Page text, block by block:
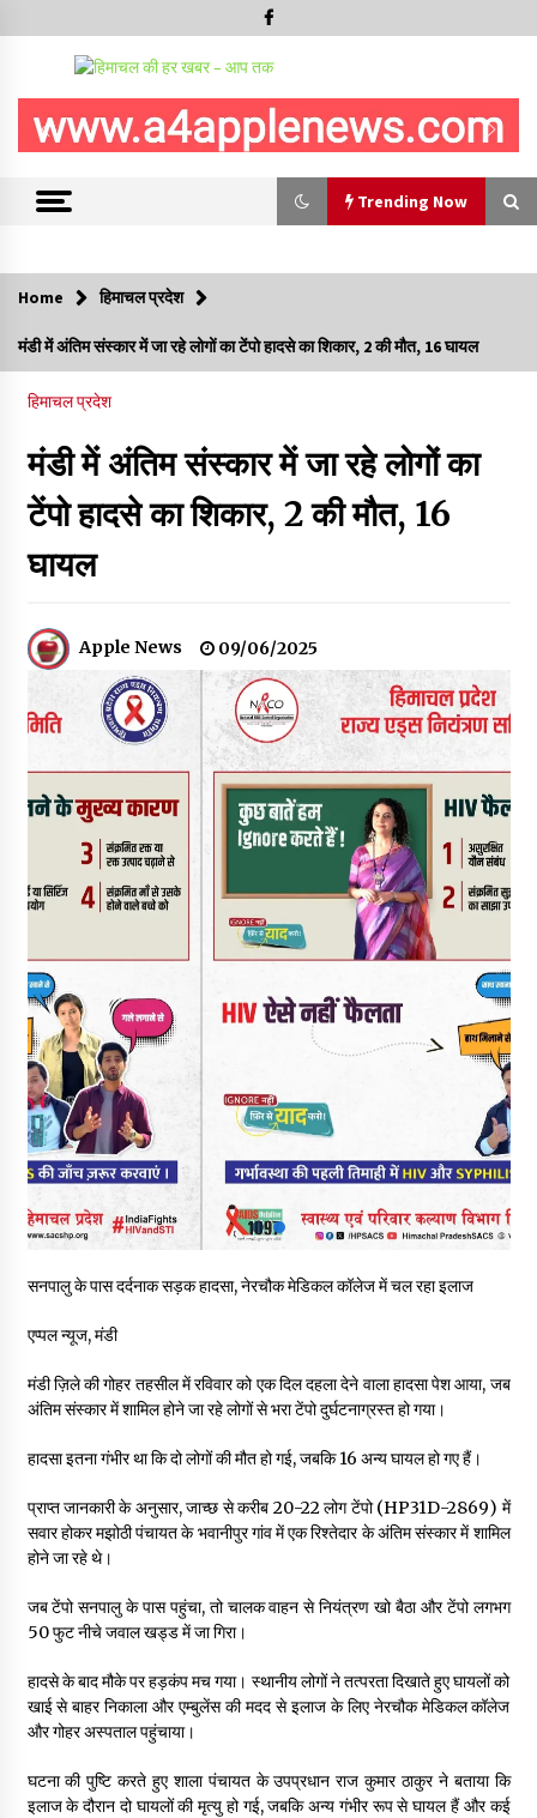
Trending Now
रूपी भावा वन्यजीव अभयारण्य में फिर दिखा जंगलों का ‘खामोश पहरेदार’, दुर्लभ
हिमालयन “सीरो” कैमरे में कैद
भ्रष्टाचार से अर्जित संपत्ति जब्त कर गरीबों में बांटेगी हिमाचल सरकार -CM
06/08/2026
ओरिएंटेशन कार्यशाला आयोजित
06/08/2026
नेता प्रतिपक्ष जयराम के आरोप निराधार, सबूत हैं तो सार्वजनिक करें: नरेश
06/08/2026
बड़ी ख़बर – अनुबंध कर्मचारियों को बैक डेट से नहीं मिलेगा नियमितीकरण,
शिक्षा निदेशालय ने जारी किया स्पष्टीकरण
05/08/2026
आभूषण बरामद, 7 आरोपी गिरफ्तार
पिंजौर-बद्दी फोरलेन परियोजना को मिली बड़ी गति, 378.48 करोड़ की लागत
से बैलेंस कार्य का अवार्ड जारी : हर्ष महाजन
वन विभाग एवं रेड क्रॉस सोसायटी के संयुक्त तत्वावधान में शूराला में वृक्षारोपण
अभियान आयोजित
05/08/2026
05/08/2026
ऊना में PWD का जेई 8 हजार रुपये रिश्वत लेते गिरफ्तार, ठेकेदार का बिल
Home हिमाचल प्रदेश
मंडी में अंतिम संस्कार में जा रहे लोगों का टेंपो हादसे का शिकार, 2 की मौत, 16 घायल
हिमाचल प्रदेश
मंडी में अंतिम संस्कार में जा रहे लोगों का
टेंपो हादसे का शिकार, 2 की मौत, 16
घायल
Apple News 09/06/2025
सनपालु के पास दर्दनाक सड़क हादसा, नेरचौक मेडिकल कॉलेज में चल रहा इलाज
एप्पल न्यूज, मंडी
मंडी ज़िले की गोहर तहसील में रविवार को एक दिल दहला देने वाला हादसा पेश आया, जब
अंतिम संस्कार में शामिल होने जा रहे लोगों से भरा टेंपो दुर्घटनाग्रस्त हो गया।
हादसा इतना गंभीर था कि दो लोगों की मौत हो गई, जबकि 16 अन्य घायल हो गए हैं।
प्राप्त जानकारी के अनुसार, जाच्छ से करीब 20-22 लोग टेंपो (HP31D-2869) में
सवार होकर मझोठी पंचायत के भवानीपुर गांव में एक रिश्तेदार के अंतिम संस्कार में शामिल
होने जा रहे थे।
जब टेंपो सनपालु के पास पहुंचा, तो चालक वाहन से नियंत्रण खो बैठा और टेंपो लगभग
50 फुट नीचे जवाल खड्ड में जा गिरा।
हादसे के बाद मौके पर हड़कंप मच गया। स्थानीय लोगों ने तत्परता दिखाते हुए घायलों को
खाई से बाहर निकाला और एम्बुलेंस की मदद से इलाज के लिए नेरचौक मेडिकल कॉलेज
और गोहर अस्पताल पहुंचाया।
घटना की पुष्टि करते हुए शाला पंचायत के उपप्रधान राज कुमार ठाकुर ने बताया कि
इलाज के दौरान दो घायलों की मृत्यु हो गई, जबकि अन्य गंभीर रूप से घायल हैं और कई